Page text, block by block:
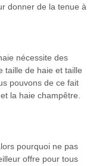
donner de la tenue à
nécessite des
taille de haie et taille
pouvons de ce fait
la haie champêtre.
pourquoi ne pas
offre pour tous